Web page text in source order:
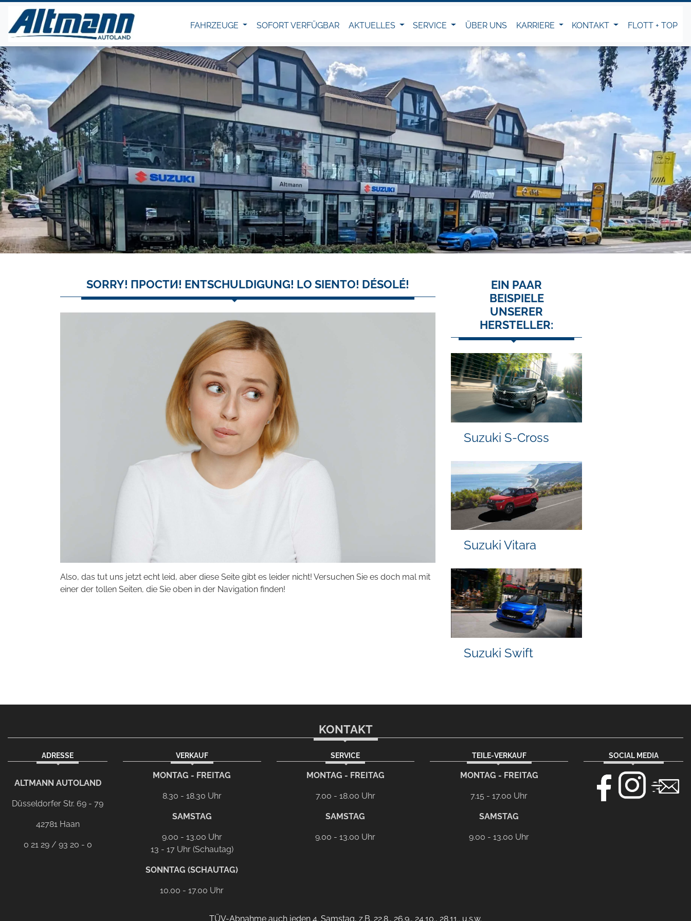
FAHRZEUGE SOFORT VERFÜGBAR AKTUELLES SERVICE ÜBER UNS KARRIERE KONTAKT FLOTT + TOP
SORRY! ПРОСТИ! ENTSCHULDIGUNG! LO SIENTO! DÉSOLÉ!
Also, das tut uns jetzt echt leid, aber diese Seite gibt es leider nicht! Versuchen Sie es doch mal mit
einer der tollen Seiten, die Sie oben in der Navigation finden!
EIN PAAR
BEISPIELE
UNSERER
HERSTELLER:
Suzuki S-Cross
Suzuki Vitara
Suzuki Swift
KONTAKT
ADRESSE
ALTMANN AUTOLAND
Düsseldorfer Str. 69 - 79
42781 Haan
0 21 29 / 93 20 - 0
VERKAUF
MONTAG - FREITAG
8.30 - 18.30 Uhr
SAMSTAG
9.00 - 13.00 Uhr
13 - 17 Uhr (Schautag)
SONNTAG (SCHAUTAG)
10.00 - 17.00 Uhr
SERVICE
MONTAG - FREITAG
7.00 - 18.00 Uhr
SAMSTAG
9.00 - 13.00 Uhr
TEILE-VERKAUF
MONTAG - FREITAG
7.15 - 17.00 Uhr
SAMSTAG
9.00 - 13.00 Uhr
SOCIAL MEDIA
Dieser Link führt zu Ihrem eMail-Programm
TÜV-Abnahme auch jeden 4. Samstag, z.B. 22.8., 26.9., 24.10., 28.11.. u.s.w.